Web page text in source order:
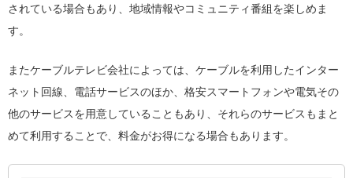
されている場合もあり、地域情報やコミュニティ番組を楽しめま
す。
またケーブルテレビ会社によっては、ケーブルを利用したインター
ネット回線、電話サービスのほか、格安スマートフォンや電気その
他のサービスを用意していることもあり、それらのサービスもまと
めて利用することで、料金がお得になる場合もあります。